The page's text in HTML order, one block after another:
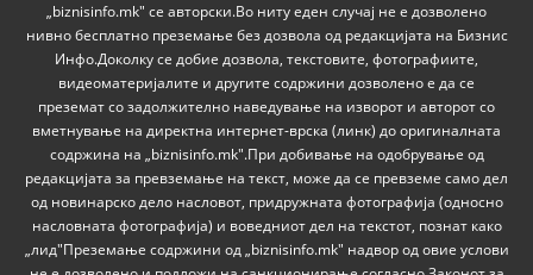
„biznisinfo.mk" се авторски.Во ниту еден случај не е дозволено
нивно бесплатно преземање без дозвола од редакцијата на Бизнис
Инфо.Доколку се добие дозвола, текстовите, фотографиите,
видеоматеријалите и другите содржини дозволено е да се
преземат со задолжително наведување на изворот и авторот со
вметнување на директна интернет-врска (линк) до оригиналната
содржина на „biznisinfo.mk".При добивање на одобрување од
редакцијата за превземање на текст, може да се превземе само дел
од новинарско дело насловот, придружната фотографија (односно
насловната фотографија) и воведниот дел на текстот, познат како
„лид"Преземање содржини од „biznisinfo.mk" надвор од овие услови